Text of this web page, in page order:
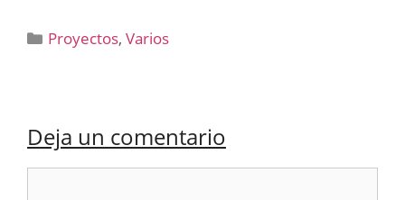
Categorías
Proyectos,Varios
Deja un comentario